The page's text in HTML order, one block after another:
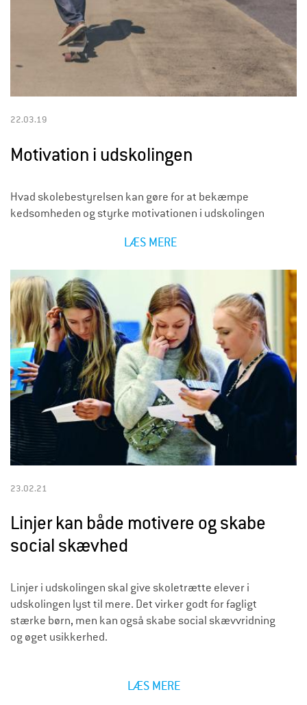
22.03.19
Motivation i udskolingen
Hvad skolebestyrelsen kan gøre for at bekæmpe
kedsomheden og styrke motivationen i udskolingen
LÆS MEREO
M
O
T
I
V
A
I
O
N
D
O
L
E
23.02.21
Linjer kan både motivere og skabe
social skævhed
Linjer i udskolingen skal give skoletrætte elever i
udskolingen lyst til mere. Det virker godt for fagligt
stærke børn, men kan også skabe social skævvridning
og øget usikkerhed.
LÆS MERE